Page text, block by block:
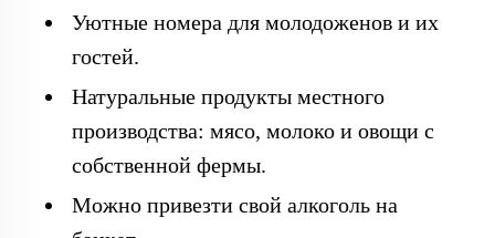
Уютные номера для молодоженов и их
гостей.
Натуральные продукты местного
производства: мясо, молоко и овощи с
собственной фермы.
Можно привезти свой алкоголь на